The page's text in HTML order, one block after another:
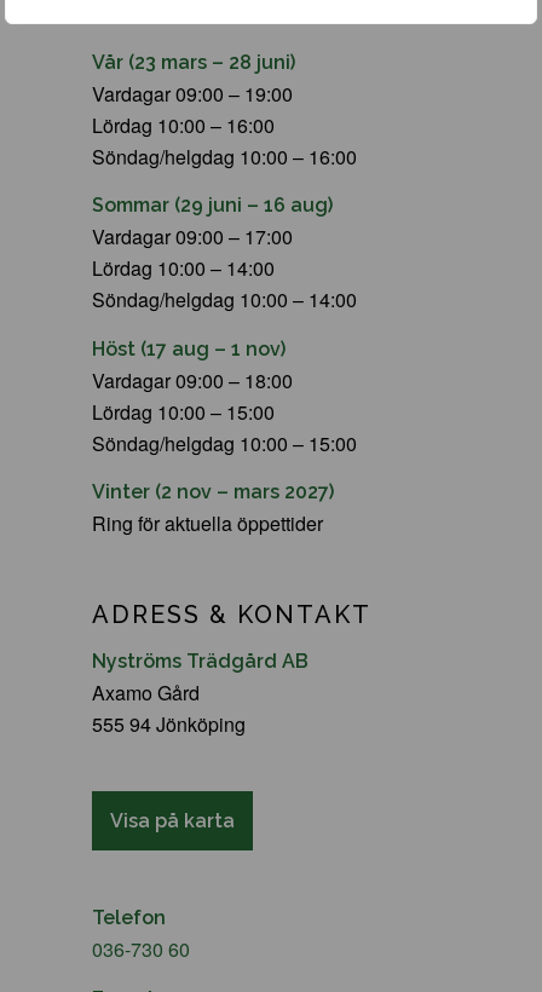
Vår (23 mars – 28 juni)
Vardagar 09:00 – 19:00
Lördag 10:00 – 16:00
Söndag/helgdag 10:00 – 16:00
Sommar (29 juni – 16 aug)
Vardagar 09:00 – 17:00
Lördag 10:00 – 14:00
Söndag/helgdag 10:00 – 14:00
Höst (17 aug – 1 nov)
Vardagar 09:00 – 18:00
Lördag 10:00 – 15:00
Söndag/helgdag 10:00 – 15:00
Vinter (2 nov – mars 2027)
Ring för aktuella öppettider
ADRESS & KONTAKT
Nyströms Trädgård AB
Axamo Gård
555 94 Jönköping
Visa på karta
Telefon
036-730 60